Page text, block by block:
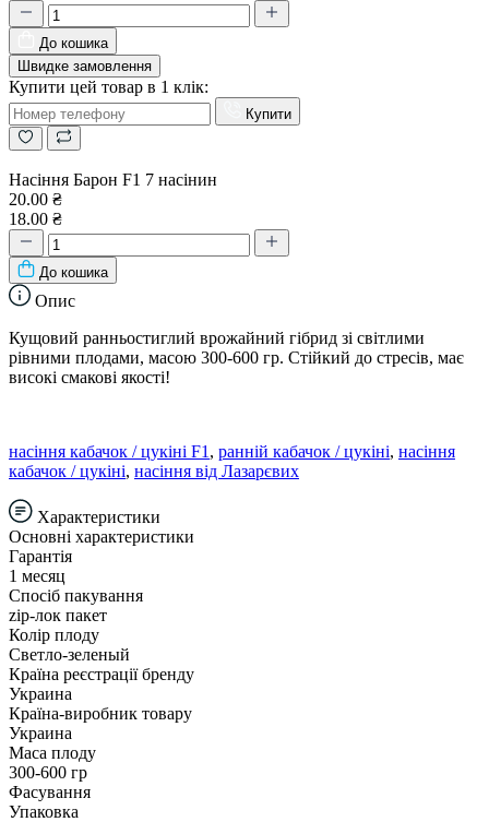
До кошика
Швидке замовлення
Купити цей товар в 1 клік:
Купити
Насіння Барон F1 7 насінин
20.00 ₴
18.00 ₴
До кошика
Опис
Кущовий ранньостиглий врожайний гібрид зі світлими
рівними плодами, масою 300-600 гр. Стійкий до стресів, має
високі смакові якості!
насіння кабачок / цукіні F1 , ранній кабачок / цукіні, насіння
кабачок / цукіні, насіння від Лазарєвих
Характеристики
Основні характеристики
Гарантія
1 месяц
Спосіб пакування
zip-лок пакет
Колір плоду
Светло-зеленый
Країна реєстрації бренду
Украина
Країна-виробник товару
Украина
Маса плоду
300-600 гр
Фасування
Упаковка